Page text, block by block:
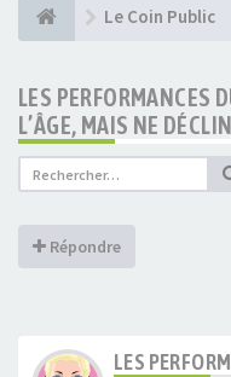
Le Coin Public
LES PERFORMANCES
L’ÂGE, MAIS NE
Répondre
LES